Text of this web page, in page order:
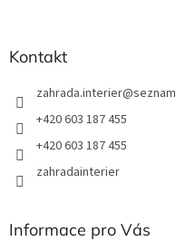
Kontakt
zahrada.interier@
+420 603 187 455
+420 603 187 455
zahradainterier
Informace pro Vás